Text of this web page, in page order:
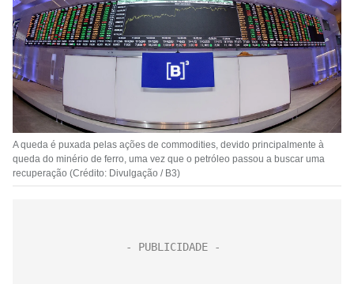
A queda é puxada pelas ações de commodities, devido principalmente à
queda do minério de ferro, uma vez que o petróleo passou a buscar uma
recuperação (Crédito: Divulgação / B3)